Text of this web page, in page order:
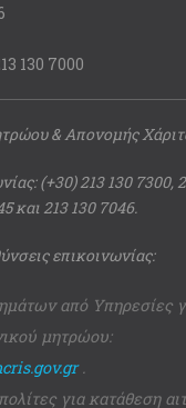
130 7000
& Απονομής
(+30) 213 130 7300,
και 213 130 7046.
επικοινωνίας:
από Υπηρεσίες
μητρώου:
.
για κατάθεση